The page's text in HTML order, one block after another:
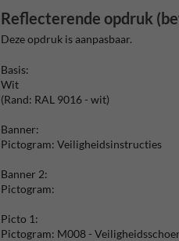
Reflecterende opdruk
Deze opdruk is aanpasbaar.
Basis:
Wit
(Rand: RAL 9016 - wit)
Banner:
Pictogram: Veiligheidsinstructies
Banner 2:
Pictogram:
Picto 1:
Pictogram: M008 -